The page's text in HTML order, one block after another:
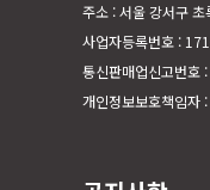
주소 : 서울 강서구
사업자등록번호 :
통신판매업신고번
개인정보보호책임자